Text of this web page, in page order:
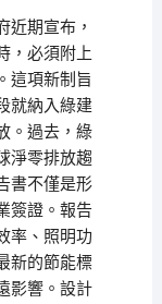
近期宣布，
，必須附上
這項新制旨
就納入綠建
。過去，綠
淨零排放趨
書不僅是形
簽證。報告
率、照明功
新的節能標
影響。設計